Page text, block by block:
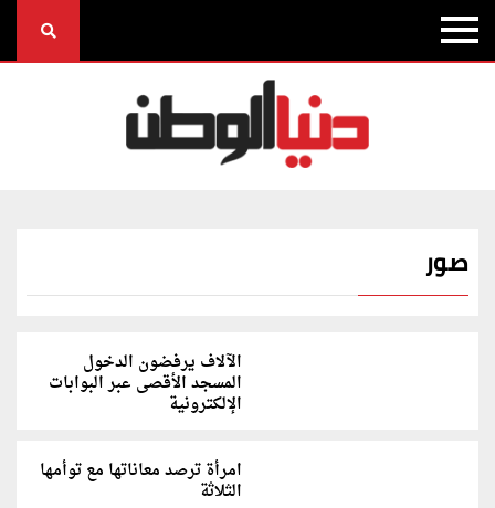
صور
الآلاف يرفضون الدخول
المسجد الأقصى عبر البوابات
الإلكترونية
امرأة ترصد معاناتها مع توأمها
الثلاثة